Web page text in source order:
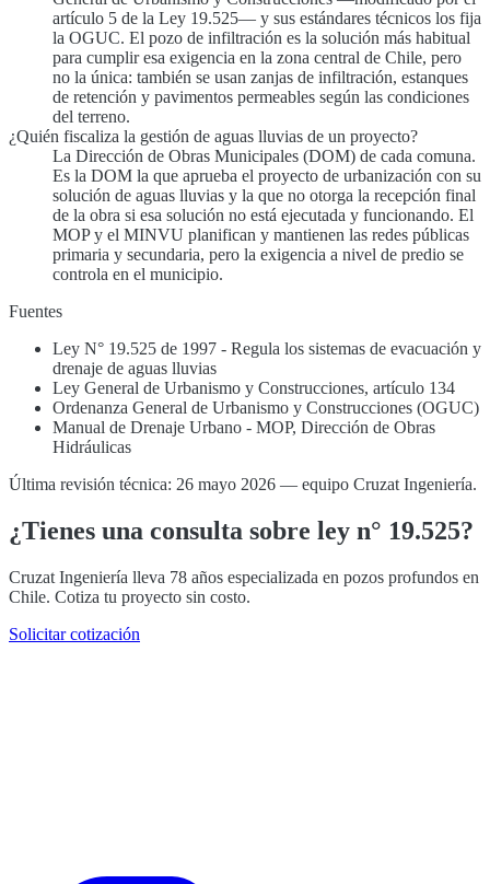
artículo 5 de la Ley 19.525— y sus estándares técnicos los fija
la OGUC. El pozo de infiltración es la solución más habitual
para cumplir esa exigencia en la zona central de Chile, pero
no la única: también se usan zanjas de infiltración, estanques
de retención y pavimentos permeables según las condiciones
del terreno.
¿Quién fiscaliza la gestión de aguas lluvias de un proyecto?
La Dirección de Obras Municipales (DOM) de cada comuna.
Es la DOM la que aprueba el proyecto de urbanización con su
solución de aguas lluvias y la que no otorga la recepción final
de la obra si esa solución no está ejecutada y funcionando. El
MOP y el MINVU planifican y mantienen las redes públicas
primaria y secundaria, pero la exigencia a nivel de predio se
controla en el municipio.
Fuentes
Ley N° 19.525 de 1997 - Regula los sistemas de evacuación y
drenaje de aguas lluvias
Ley General de Urbanismo y Construcciones, artículo 134
Ordenanza General de Urbanismo y Construcciones (OGUC)
Manual de Drenaje Urbano - MOP, Dirección de Obras
Hidráulicas
Última revisión técnica: 26 mayo 2026 — equipo Cruzat Ingeniería.
¿Tienes una consulta sobre ley n° 19.525?
Cruzat Ingeniería lleva 78 años especializada en pozos profundos en
Chile. Cotiza tu proyecto sin costo.
Solicitar cotización